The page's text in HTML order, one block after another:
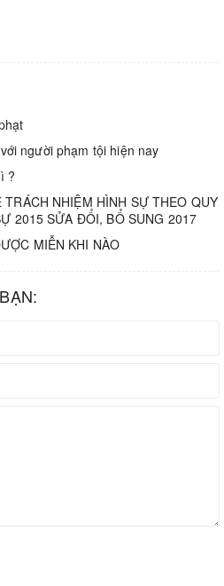
người phạm tội hiện nay
?
NHIỆM HÌNH SỰ THEO QUY
2015 SỬA ĐỔI, BỔ SUNG 2017
MIỄN KHI NÀO